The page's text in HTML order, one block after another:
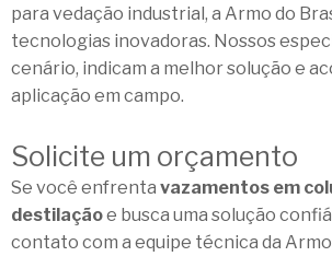
para vedação industrial, a Armo do
tecnologias inovadoras. Nossos
cenário, indicam a melhor solução e
aplicação em campo.
Solicite um orçamento
Se você enfrenta vazamentos em
destilaçãoe busca uma solução
contato com a equipe técnica da